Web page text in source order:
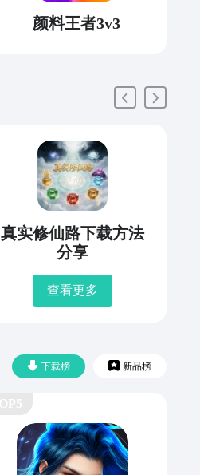
颜料王者3v3
真实修仙路下载方法
分享
查看更多
下载榜 新品榜